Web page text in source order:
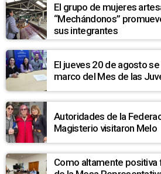
El grupo de mujeres
“Mechándonos”
sus integrantes
El jueves 20 de agosto
marco del Mes de las
Autoridades de la
Magisterio visitaron Melo
Como altamente positiva